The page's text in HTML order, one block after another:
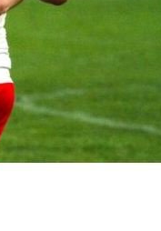
Lübeck